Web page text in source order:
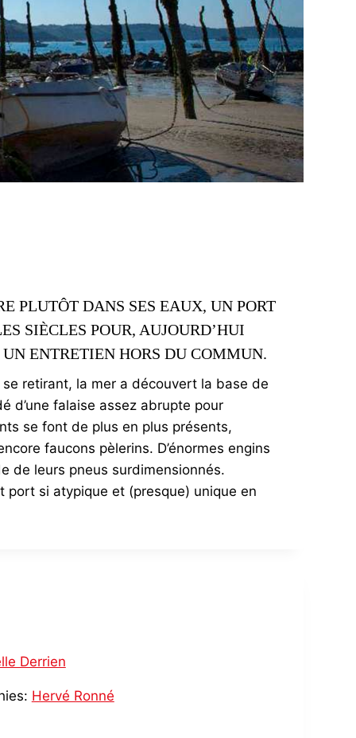
PLUTÔT DANS SES EAUX, UN PORT
SIÈCLES POUR, AUJOURD’HUI
ENTRETIEN HORS DU COMMUN.
retirant, la mer a découvert la base de
d’une falaise assez abrupte pour
se font de plus en plus présents,
faucons pèlerins. D’énormes engins
de leurs pneus surdimensionnés.
port si atypique et (presque) unique en
Derrien
Hervé Ronné